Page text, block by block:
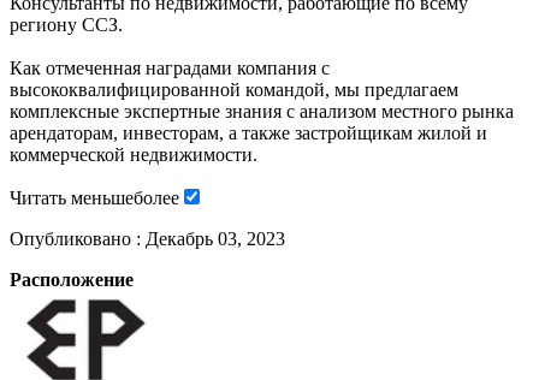
региону ССЗ.
Как отмеченная наградами компания с
высококвалифицированной командой, мы предлагаем
комплексные экспертные знания с анализом местного рынка
арендаторам, инвесторам, а также застройщикам жилой и
коммерческой недвижимости.
Читать меньшеболее
Опубликовано : Декабрь 03, 2023
Расположение